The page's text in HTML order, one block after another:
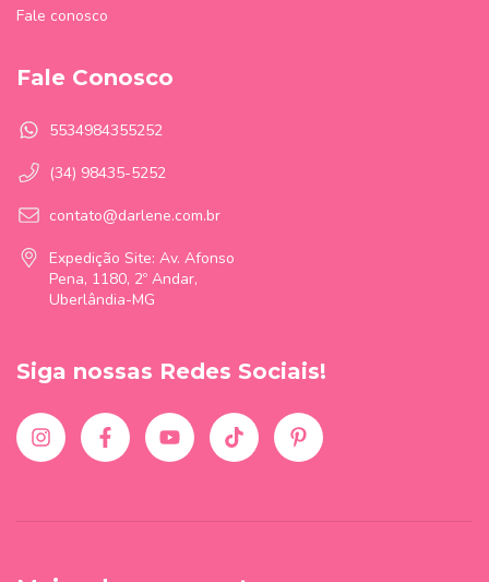
Fale conosco
Fale Conosco
5534984355252
(34) 98435-5252
contato@darlene.com.br
Expedição Site: Av. Afonso
Pena, 1180, 2º Andar,
Uberlândia-MG
Siga nossas Redes Sociais!